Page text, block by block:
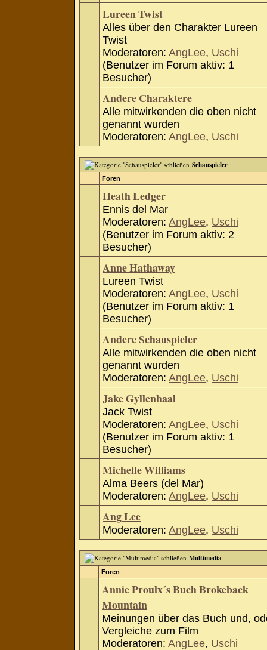
Lureen Twist
Alles über den Charakter Lureen
Twist
Moderatoren: AngLee, Uschi
(Benutzer im Forum aktiv: 1
Besucher)
Andere Charaktere
Alle mitwirkenden die oben nicht
genannt wurden
Moderatoren: AngLee, Uschi
Schauspieler
Foren
Heath Ledger
Ennis del Mar
Moderatoren: AngLee, Uschi
(Benutzer im Forum aktiv: 2
Besucher)
Anne Hathaway
Lureen Twist
Moderatoren: AngLee, Uschi
(Benutzer im Forum aktiv: 1
Besucher)
Andere Schauspieler
Alle mitwirkenden die oben nicht
genannt wurden
Moderatoren: AngLee, Uschi
Jake Gyllenhaal
Jack Twist
Moderatoren: AngLee, Uschi
(Benutzer im Forum aktiv: 1
Besucher)
Michelle Williams
Alma Beers (del Mar)
Moderatoren: AngLee, Uschi
Ang Lee
Moderatoren: AngLee, Uschi
Multimedia
Foren
Annie Proulx´s Buch Brokeback
Mountain
Meinungen über das Buch und,
Vergleiche zum Film
Moderatoren: AngLee, Uschi